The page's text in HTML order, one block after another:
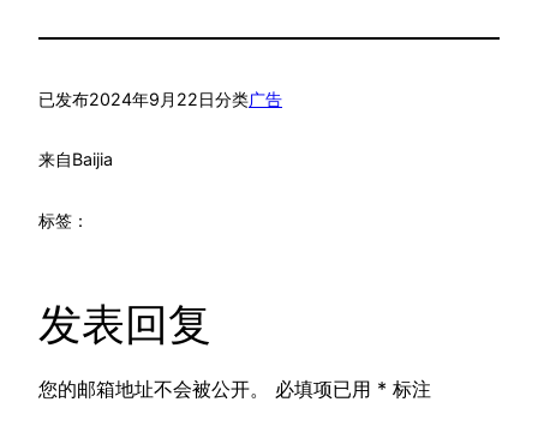
已发布2024年9月22日分类广告
来自Baijia
标签：
发表回复
您的邮箱地址不会被公开。 必填项已用 * 标注